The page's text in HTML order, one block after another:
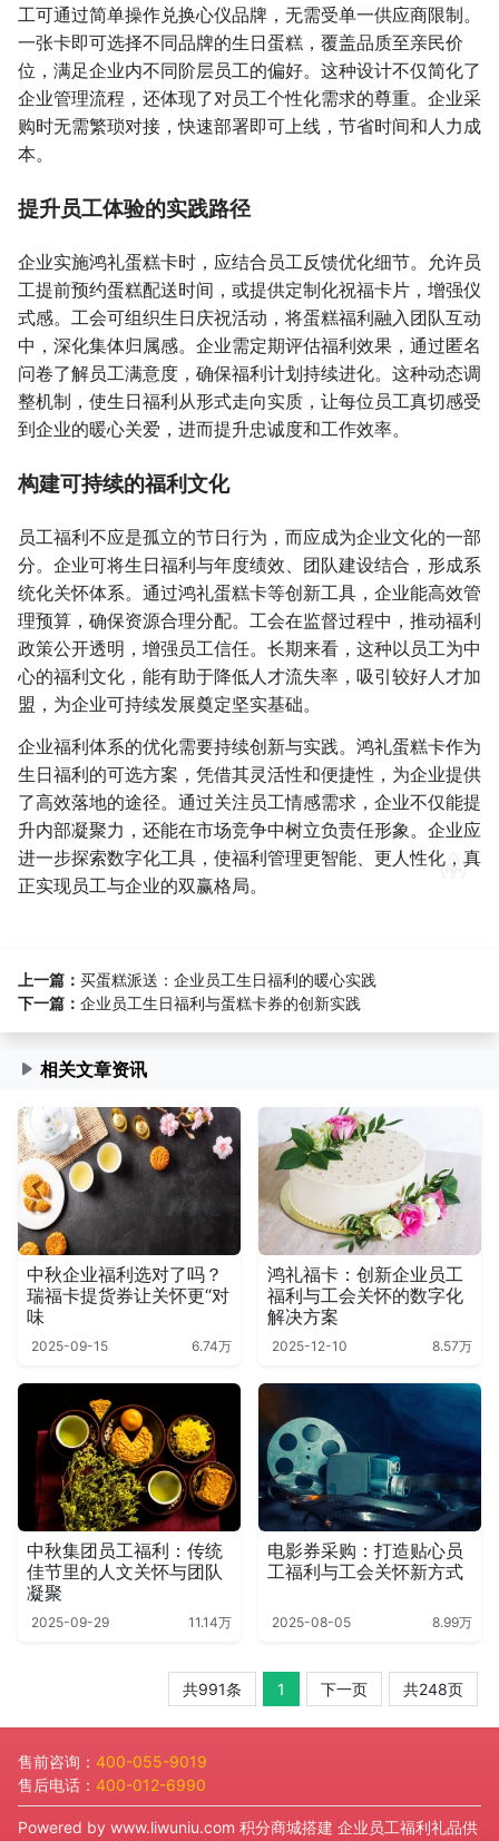
工可通过简单操作兑换心仪品牌，无需受单一供应商限制。
一张卡即可选择不同品牌的生日蛋糕，覆盖品质至亲民价
位，满足企业内不同阶层员工的偏好。这种设计不仅简化了
企业管理流程，还体现了对员工个性化需求的尊重。企业采
购时无需繁琐对接，快速部署即可上线，节省时间和人力成
本。
提升员工体验的实践路径
企业实施鸿礼蛋糕卡时，应结合员工反馈优化细节。允许员
工提前预约蛋糕配送时间，或提供定制化祝福卡片，增强仪
式感。工会可组织生日庆祝活动，将蛋糕福利融入团队互动
中，深化集体归属感。企业需定期评估福利效果，通过匿名
问卷了解员工满意度，确保福利计划持续进化。这种动态调
整机制，使生日福利从形式走向实质，让每位员工真切感受
到企业的暖心关爱，进而提升忠诚度和工作效率。
构建可持续的福利文化
员工福利不应是孤立的节日行为，而应成为企业文化的一部
分。企业可将生日福利与年度绩效、团队建设结合，形成系
统化关怀体系。通过鸿礼蛋糕卡等创新工具，企业能高效管
理预算，确保资源合理分配。工会在监督过程中，推动福利
政策公开透明，增强员工信任。长期来看，这种以员工为中
心的福利文化，能有助于降低人才流失率，吸引较好人才加
盟，为企业可持续发展奠定坚实基础。
企业福利体系的优化需要持续创新与实践。鸿礼蛋糕卡作为
生日福利的可选方案，凭借其灵活性和便捷性，为企业提供
了高效落地的途径。通过关注员工情感需求，企业不仅能提
升内部凝聚力，还能在市场竞争中树立负责任形象。企业应
进一步探索数字化工具，使福利管理更智能、更人性化，真
正实现员工与企业的双赢格局。
上一篇： 买蛋糕派送：企业员工生日福利的暖心实践
下一篇： 企业员工生日福利与蛋糕卡券的创新实践
相关文章资讯
中秋企业福利选对了吗？
瑞福卡提货券让关怀更“对
味
2025-09-15 6.74万
鸿礼福卡：创新企业员工
福利与工会关怀的数字化
解决方案
2025-12-10 8.57万
中秋集团员工福利：传统
佳节里的人文关怀与团队
凝聚
2025-09-29 11.14万
电影券采购：打造贴心员
工福利与工会关怀新方式
2025-08-05 8.99万
共991条 1 下一页 共248页
售前咨询： 400-055-9019
售后电话： 400-012-6990
Powered by www.liwuniu.com 积分商城搭建 企业员工福利礼品供